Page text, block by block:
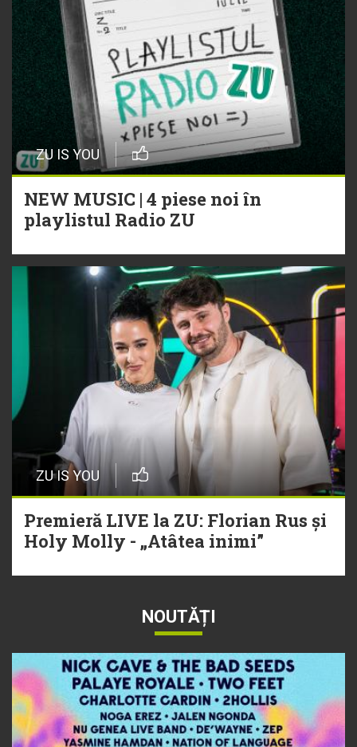
ZU IS YOU
NEW MUSIC | 4 piese noi în
playlistul Radio ZU
ZU IS YOU
Premieră LIVE la ZU: Florian Rus și
Holy Molly - „Atâtea inimi”
NOUTĂȚI